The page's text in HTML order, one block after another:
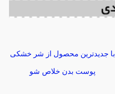
با جدیدترین محصول از شر خشکی
پوست بدن خلاص شو